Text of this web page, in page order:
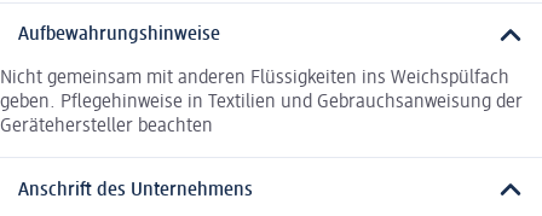
Aufbewahrungshinweise
Nicht gemeinsam mit anderen Flüssigkeiten ins Weichspülfach
geben. Pflegehinweise in Textilien und Gebrauchsanweisung der
Gerätehersteller beachten
Anschrift des Unternehmens